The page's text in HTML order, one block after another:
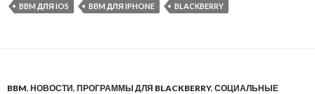
BBM ДЛЯ IOS BBM ДЛЯ IPHONE BLACKBERRY
BBM, НОВОСТИ, ПРОГРАММЫ ДЛЯ BLACKBERRY, СОЦИАЛЬНЫЕ